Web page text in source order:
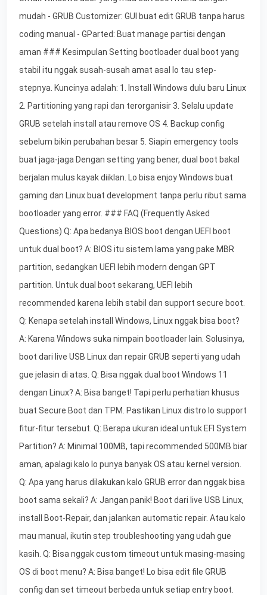
mudah - GRUB Customizer: GUI buat edit GRUB tanpa harus
coding manual - GParted: Buat manage partisi dengan
aman ### Kesimpulan Setting bootloader dual boot yang
stabil itu nggak susah-susah amat asal lo tau step-
stepnya. Kuncinya adalah: 1. Install Windows dulu baru Linux
2. Partitioning yang rapi dan terorganisir 3. Selalu update
GRUB setelah install atau remove OS 4. Backup config
sebelum bikin perubahan besar 5. Siapin emergency tools
buat jaga-jaga Dengan setting yang bener, dual boot bakal
berjalan mulus kayak diiklan. Lo bisa enjoy Windows buat
gaming dan Linux buat development tanpa perlu ribut sama
bootloader yang error. ### FAQ (Frequently Asked
Questions) Q: Apa bedanya BIOS boot dengan UEFI boot
untuk dual boot? A: BIOS itu sistem lama yang pake MBR
partition, sedangkan UEFI lebih modern dengan GPT
partition. Untuk dual boot sekarang, UEFI lebih
recommended karena lebih stabil dan support secure boot.
Q: Kenapa setelah install Windows, Linux nggak bisa boot?
A: Karena Windows suka nimpain bootloader lain. Solusinya,
boot dari live USB Linux dan repair GRUB seperti yang udah
gue jelasin di atas. Q: Bisa nggak dual boot Windows 11
dengan Linux? A: Bisa banget! Tapi perlu perhatian khusus
buat Secure Boot dan TPM. Pastikan Linux distro lo support
fitur-fitur tersebut. Q: Berapa ukuran ideal untuk EFI System
Partition? A: Minimal 100MB, tapi recommended 500MB biar
aman, apalagi kalo lo punya banyak OS atau kernel version.
Q: Apa yang harus dilakukan kalo GRUB error dan nggak bisa
boot sama sekali? A: Jangan panik! Boot dari live USB Linux,
install Boot-Repair, dan jalankan automatic repair. Atau kalo
mau manual, ikutin step troubleshooting yang udah gue
kasih. Q: Bisa nggak custom timeout untuk masing-masing
OS di boot menu? A: Bisa banget! Lo bisa edit file GRUB
config dan set timeout berbeda untuk setiap entry boot.